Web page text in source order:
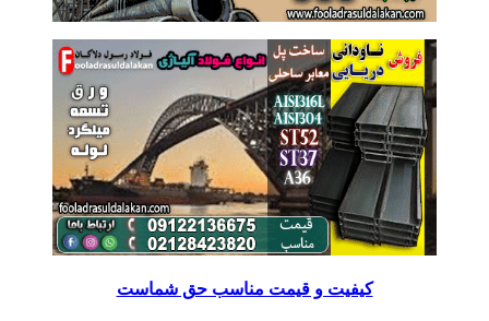
کیفیت و قیمت مناسب حق شماست